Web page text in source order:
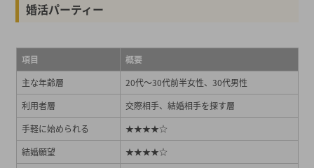
婚活パーティー
項目
概要
主な年齢層
20代～30代前半女性、30代男性
利用者層
交際相手、結婚相手を探す層
手軽に始められる
★★★★☆
結婚願望
★★★★☆